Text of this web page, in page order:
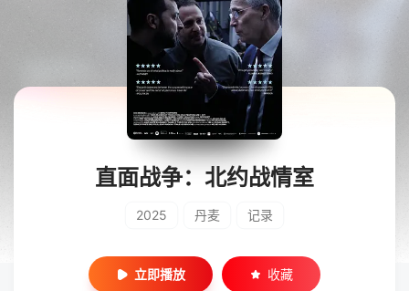
暂无观看影片的记录
直面战争：北约战情室
2025 丹麦 记录
立即播放 收藏